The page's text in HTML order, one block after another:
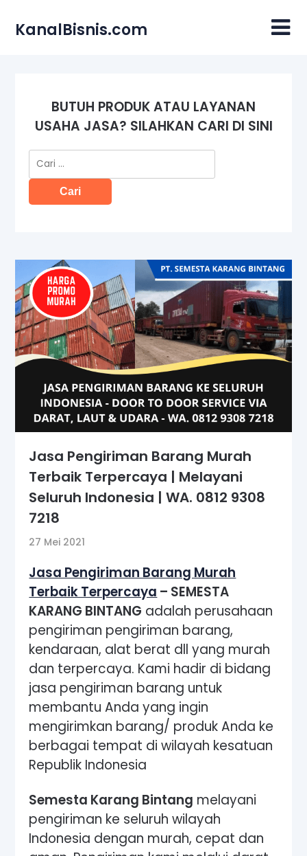
content
KanalBisnis.com
BUTUH PRODUK ATAU LAYANAN
USAHA JASA? SILAHKAN CARI DI SINI
Cari
untuk:
Jasa Pengiriman Barang Murah
Terbaik Terpercaya | Melayani
Seluruh Indonesia | WA. 0812 9308
7218
27 Mei 2021
Jasa Pengiriman Barang Murah
Terbaik Terpercaya– SEMESTA
KARANG BINTANG adalah perusahaan
pengiriman pengiriman barang,
kendaraan, alat berat dll yang murah
dan terpercaya. Kami hadir di bidang
jasa pengiriman barang untuk
membantu Anda yang ingin
mengirimkan barang/ produk Anda ke
berbagai tempat di wilayah kesatuan
Republik Indonesia
Semesta Karang Bintang melayani
pengiriman ke seluruh wilayah
Indonesia dengan murah, cepat dan